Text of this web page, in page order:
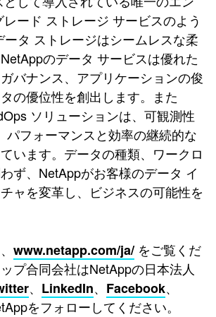
ード ストレージ サービスのよう
タ ストレージはシームレスな柔
のデータ サービスは優れた
バナンス、アプリケーションの俊
の優位性を創出します。また
ソリューションは、可観測性
パフォーマンスと効率の継続的な
います。データの種類、ワークロ
ず、NetAppがお客様のデータ イ
ャを変革し、ビジネスの可能性を
www.netapp.com/ja/をご覧くだ
プ合同会社はNetAppの日本法人
、 LinkedIn、 Facebook、
をフォローしてください。